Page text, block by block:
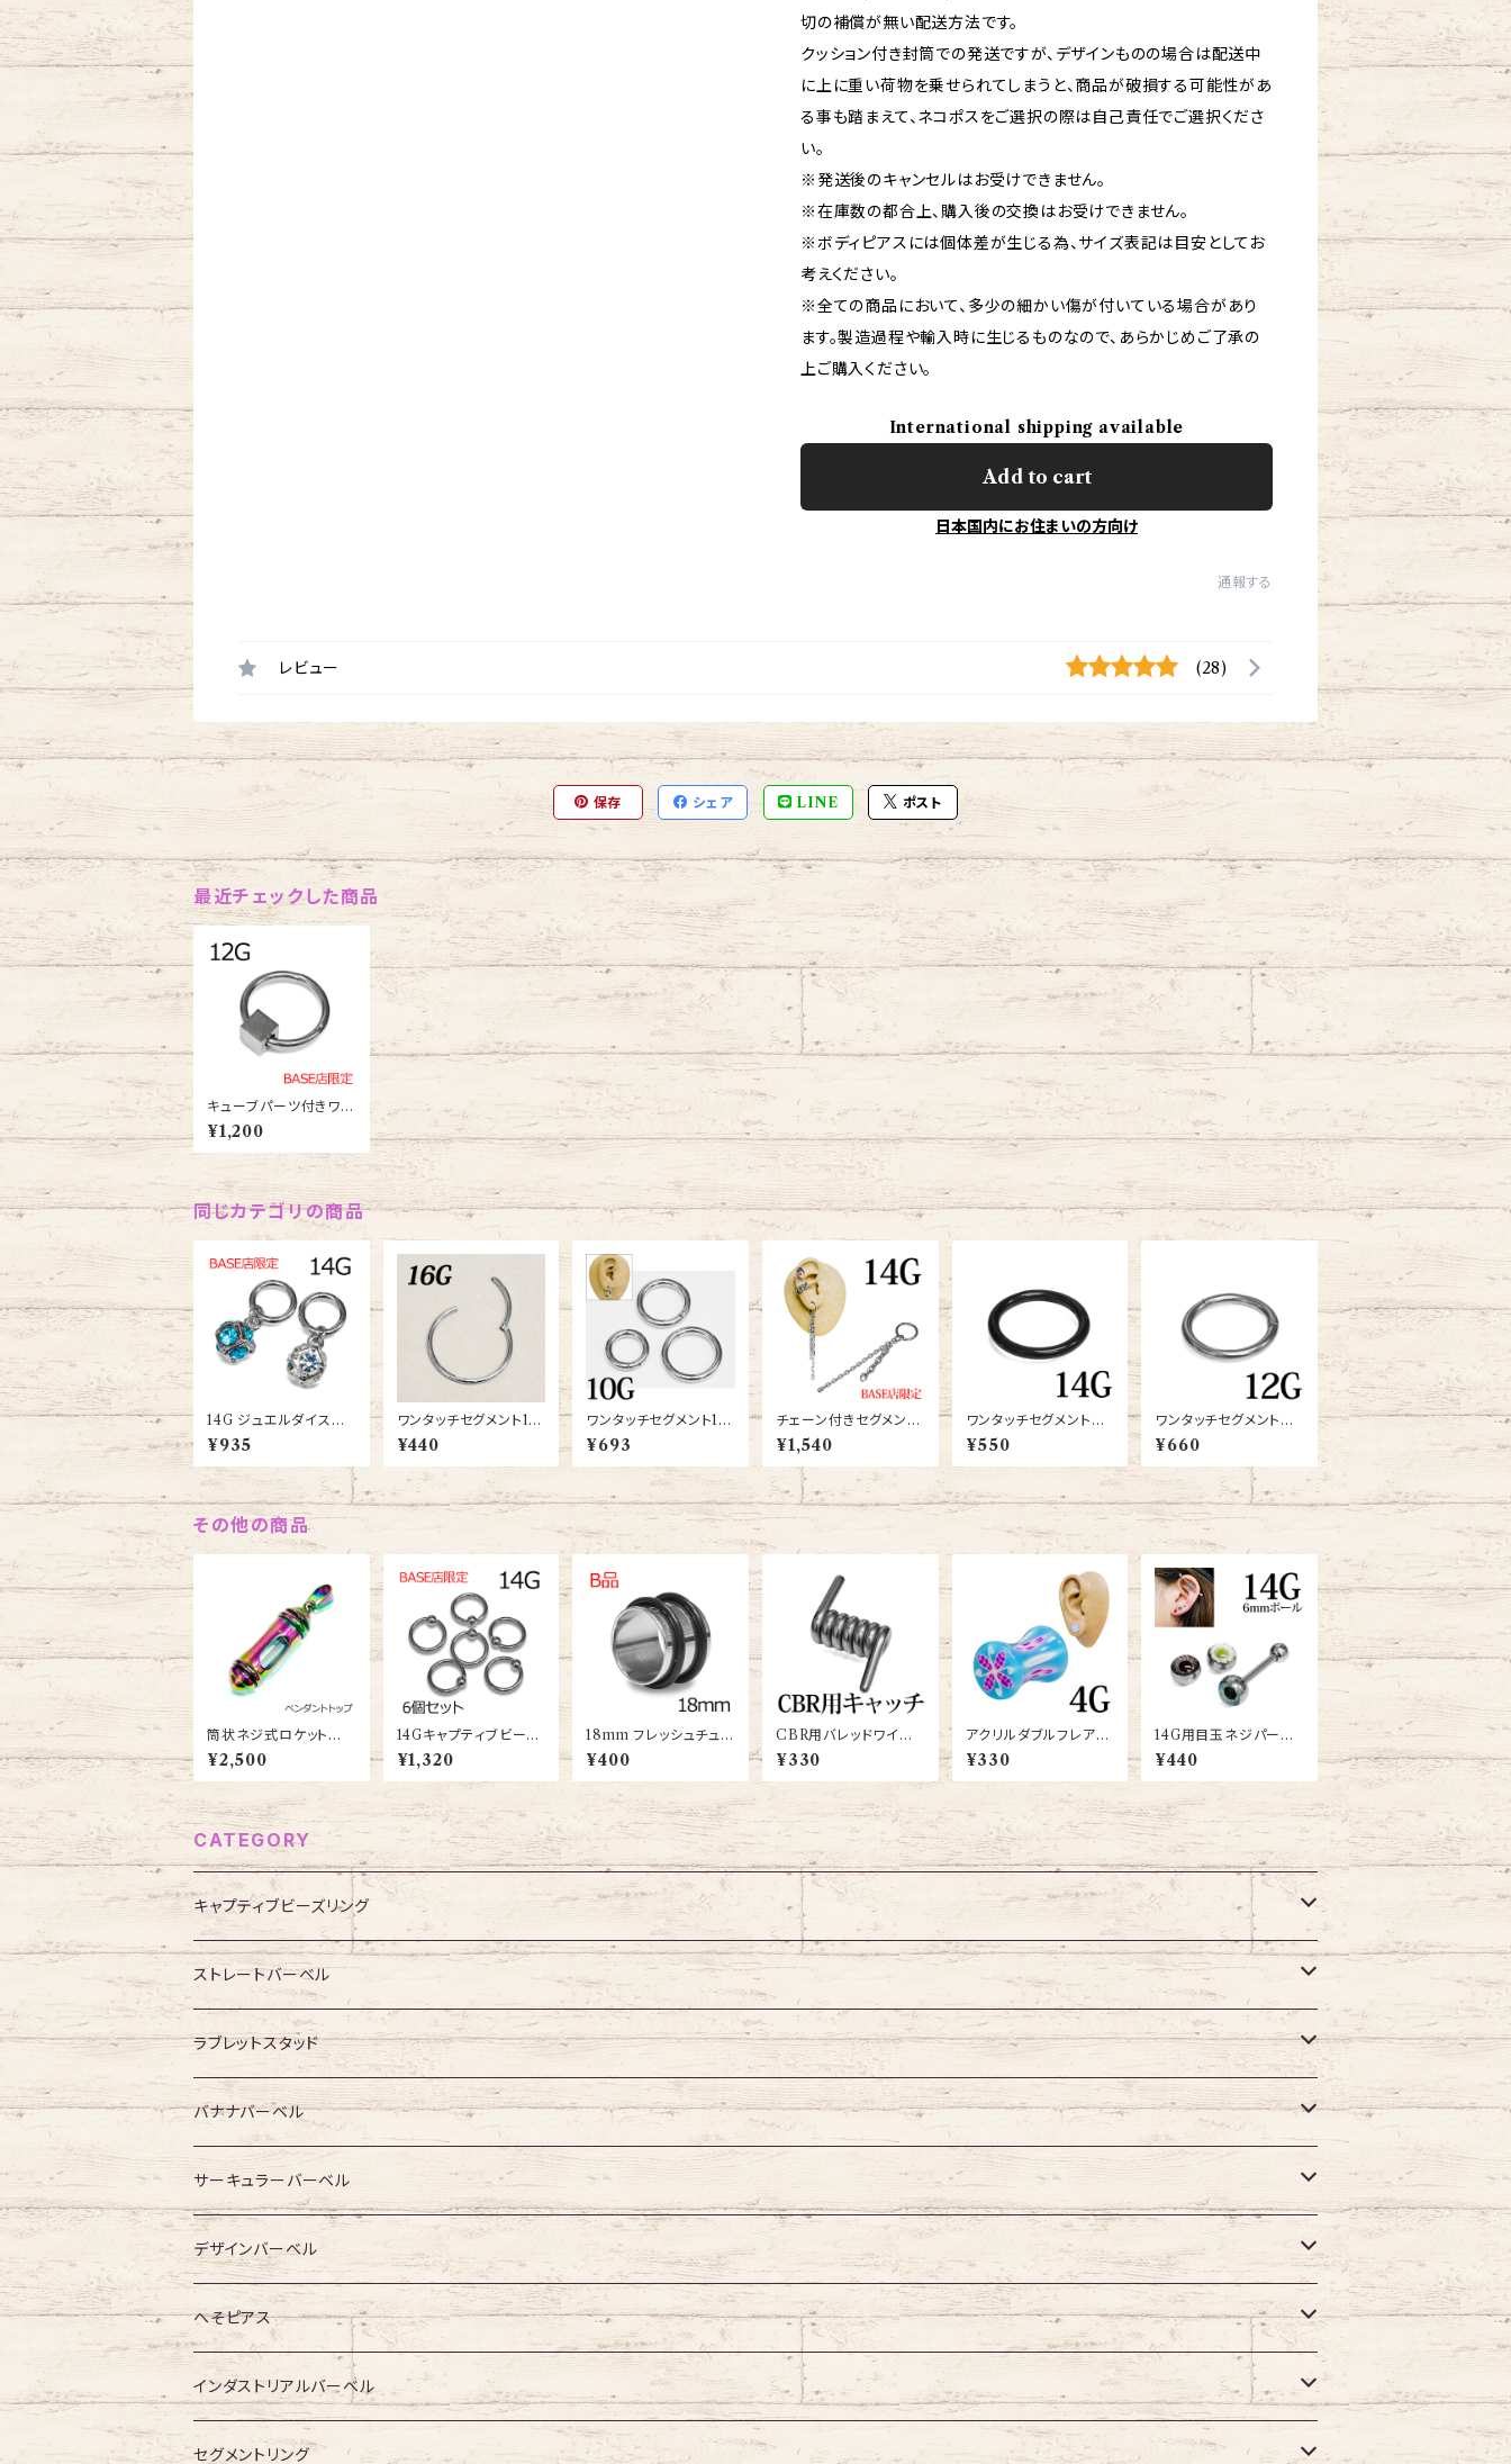
切の補償が無い配送方法です。
クッション付き封筒での発送ですが、デザインものの場合は配送中
に上に重い荷物を乗せられてしまうと、商品が破損する可能性があ
る事も踏まえて、ネコポスをご選択の際は自己責任でご選択くださ
い。
※発送後のキャンセルはお受けできません。
※在庫数の都合上、購入後の交換はお受けできません。
※ボディピアスには個体差が生じる為、サイズ表記は目安としてお
考えください。
※全ての商品において、多少の細かい傷が付いている場合があり
ます。製造過程や輸入時に生じるものなので、あらかじめご了承の
上ご購入ください。
International shipping available
Add to cart
日本国内にお住まいの方向け
通報する
レビュー (28)
保存 シェア LINE ポスト
最近チェックした商品
キューブパーツ付きワン
タッチセグメントリング1
2G(rh3-cube-12g-s
s)
¥1,200
同じカテゴリの商品
14G ジュエルダイスチ
ャーム付きワンタッチセ
グメント(RSQ-0436-1
4G-SS)
¥935
ワンタッチセグメント16
G(RH3-16G-SS)
¥440
ワンタッチセグメント10
G(RH3-10G-SS)
¥693
チェーン付きセグメント
リング14G(original-s
egment)
¥1,540
ワンタッチセグメントリ
ング14G(RH4-14G-B
K)
¥550
ワンタッチセグメントリ
ング12G(RH3-12G-S
S)
¥660
その他の商品
筒状ネジ式ロケットペ
ンダントトップ(3P2002
863vbpb-239-RA)
¥2,500
14Gキャプティブビーズ
リング6個セット(BC-S
T001-14G-6SET)
¥1,320
18mm フレッシュチュー
ブ(TB-ST002-26-18
M-SS)
¥400
CBR用バレッドワイヤ
ーパーツ(MM-PAET
S)
¥330
アクリルダブルフレアプ
リントプラグ4G(uv-pl-
sale-4g)
¥330
14G用目玉ネジパーツ
(PJB-14G-6MM-T
H)
¥440
CATEGORY
キャプティブビーズリング
316Lサージカルステンレス
ジュエル無し
ジュエル有り
サージカルチタン
ジュエル無し
ジュエル有り
アクリル・その他
ストレートバーベル
316Lサージカルステンレス
ジュエル無し
ジュエル有り
サージカルチタン
ジュエル無し
ジュエル有り
アクリル・その他
ラブレットスタッド
316Lサージカルステンレス
ジュエル無し
ジュエル有り
サージカルチタン
ジュエル無し
ジュエル有り
アクリル・その他
バナナバーベル
316Lサージカルステンレス
ジュエル無し
ジュエル有り
サージカルチタン
ジュエル無し
ジュエル有り
アクリル・その他
サーキュラーバーベル
316Lサージカルステンレス
ジュエル無し
ジュエル有り
サージカルチタン
ジュエル無し
ジュエル有り
アクリル・その他
デザインバーベル
ジュエル無し
ジュエル有り
へそピアス
316Lサージカルステンレス
ジュエル無し
サージカルチタン
インダストリアルバーベル
316Lサージカルステンレス
セグメントリング